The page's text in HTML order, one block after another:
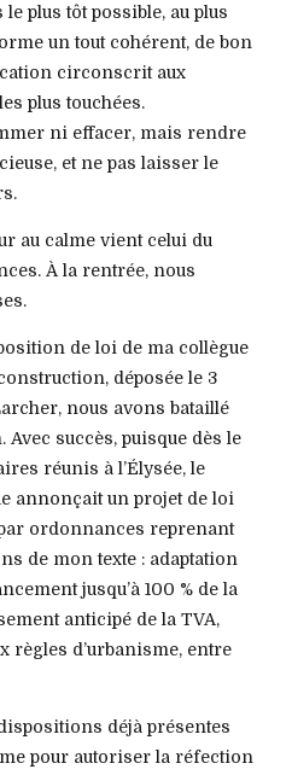
plus tôt possible, au plus
un tout cohérent, de bon
circonscrit aux
plus touchées.
ni effacer, mais rendre
et ne pas laisser le
au calme vient celui du
À la rentrée, nous
de loi de ma collègue
déposée le 3
nous avons bataillé
succès, puisque dès le
réunis à l’Élysée, le
annonçait un projet de loi
ordonnances reprenant
de mon texte : adaptation
jusqu’à 100 % de la
anticipé de la TVA,
règles d’urbanisme, entre
déjà présentes
pour autoriser la réfection